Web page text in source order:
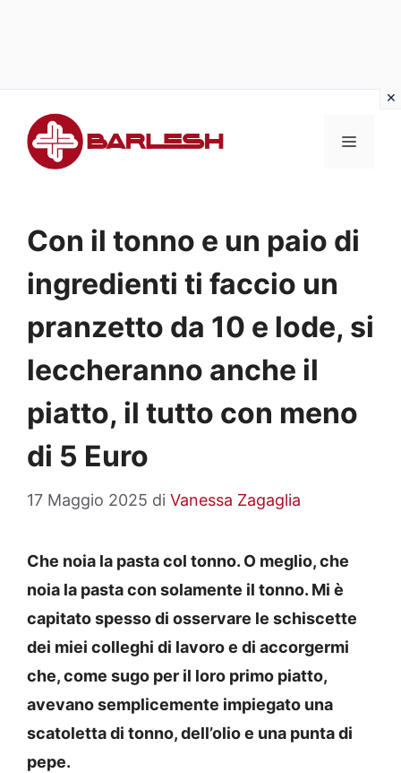
contenuto
MENU
Con il tonno e un paio di
ingredienti ti faccio un
pranzetto da 10 e lode, si
leccheranno anche il
piatto, il tutto con meno
di 5 Euro
17 Maggio 2025 di Vanessa Zagaglia
Che noia la pasta col tonno. O meglio, che
noia la pasta con solamente il tonno. Mi è
capitato spesso di osservare le schiscette
dei miei colleghi di lavoro e di accorgermi
che, come sugo per il loro primo piatto,
avevano semplicemente impiegato una
scatoletta di tonno, dell’olio e una punta di
pepe.